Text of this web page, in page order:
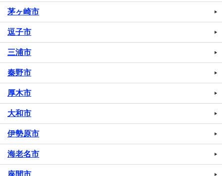
茅ヶ崎市
逗子市
三浦市
秦野市
厚木市
大和市
伊勢原市
海老名市
座間市